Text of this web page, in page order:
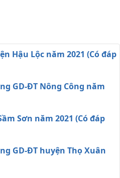
Hậu Lộc năm 2021 (Có đáp
GD-ĐT Nông Công năm
Sơn năm 2021 (Có đáp
GD-ĐT huyện Thọ Xuân